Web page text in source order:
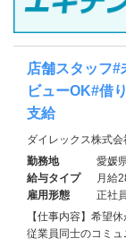
店舗スタッフ
ビューOK#借
支給
ダイレックス株式会
勤務地
愛媛
給与タイプ
月給
雇用形態
正社
【仕事内容】希望
従業員同士のコミ